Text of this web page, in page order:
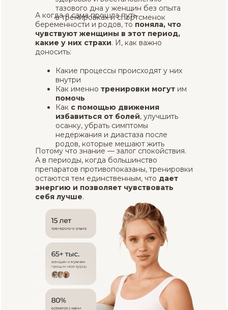
тазового дна у женщин без опыта
в тренировках и спортсменок
А когда я сама прошла путь
беременности и родов, то поняла, что
чувствуют женщины в этот период,
какие у них страхи. И, как важно
доносить:
Потому что знание — залог спокойствия.
А в периоды, когда большинство
препаратов противопоказаны, тренировки
остаются тем единственным, что дает
энергию и позволяет чувствовать
себя лучше.
Какие процессы происходят у них
внутри
Как именно тренировки могут им
помочь
Как с помощью движения
избавиться от болей, улучшить
осанку, убрать симптомы
недержания и диастаза после
родов, которые мешают жить